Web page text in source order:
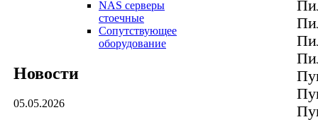
NAS серверы
стоечные
Сопутствующее
оборудование
Новости
05.05.2026